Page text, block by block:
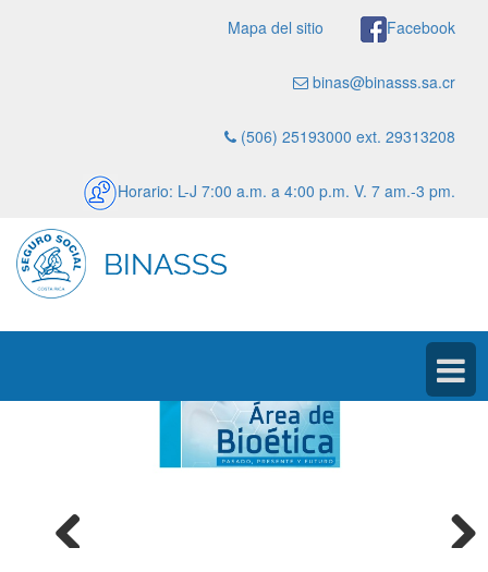
Mapa del sitio Facebook
binas@binasss.sa.cr
(506) 25193000 ext. 29313208
Horario: L-J 7:00 a.m. a 4:00 p.m. V. 7 am.-3 pm.